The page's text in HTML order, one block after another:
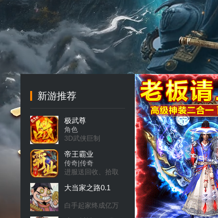
新游推荐
极武尊
角色
3D武侠巨制
帝王霸业
传奇|传奇
进服送回收、拾取
★图鉴特色
大当家之路0.1
白手起家终成亿万